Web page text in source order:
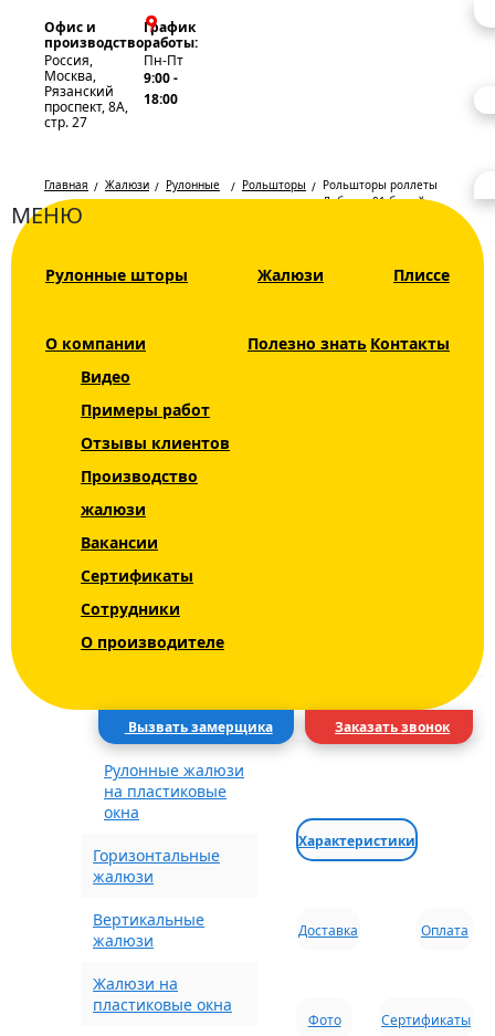
Офис и
производство
Россия,
Москва,
Рязанский
проспект, 8А,
стр. 27
График
работы:
Пн-Пт
9:00 -
18:00
МЕНЮ
Рулонные шторы Жалюзи Плиссе
О компании
Видео
Примеры работ
Отзывы клиентов
Производство
жалюзи
Вакансии
Сертификаты
Сотрудники
О производителе
Полезно знать Контакты
Вызвать замерщика Заказать звонок
Главная Жалюзи
Рулонные
шторы
Рольшторы
Рольшторы роллеты
Либерти 01 белый
Каталог
Рулонные шторы
Рольшторы
SLIM
День Ночь DUO
Уни - Uni 2 INTEGRA
BOX+
Рулонные шторы с
Электрические
шторы
Рулонные жалюзи
на пластиковые
окна
Горизонтальные
жалюзи
Вертикальные
жалюзи
Жалюзи на
пластиковые окна
Рулонные
Либерти 01
Характеристики
Доставка Оплата
Фото Сертификаты